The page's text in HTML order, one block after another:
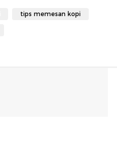
tips memesan kopi